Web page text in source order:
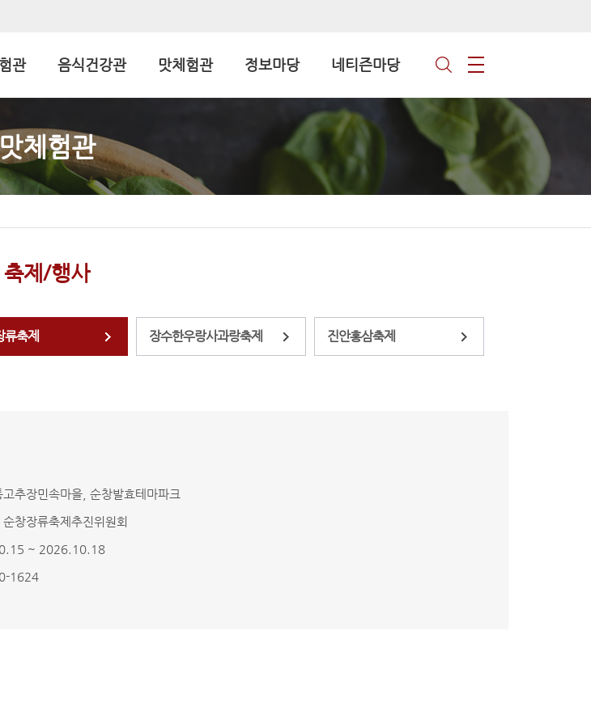
관 음식건강관 맛체험관 정보마당 네티즌마당
체험관
축제/행사
류축제 장수한우랑사과랑축제 진안홍삼축제
고추장민속마을, 순창발효테마파크
창장류축제추진위원회
~ 2026.10.18
1624